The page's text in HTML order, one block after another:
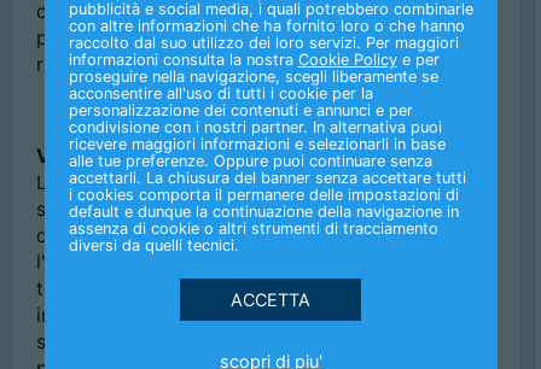
conteggio di voci per la determinazione della
posizione e per tutto quanto non menzionato si fa
riferimento al regolamento vigente.
Vincente Gara
La scommessa consiste nel pronosticare l'atleta o
squadra che si classificherà al primo posto di una
determinata gara. Qualora non fosse previsto
l'esito "Altro" e il risultato che si è verificato non è
tra gli esiti contemplati, è prevista la restituzione
in vincita dell'importo giocato. Se un'atleta o
squadra presente nella lista non partecipa o non
pubblicità e social media, i quali potrebbero combinarle
con altre informazioni che ha fornito loro o che hanno
raccolto dal suo utilizzo dei loro servizi. Per maggiori
informazioni consulta la nostra Cookie Policye per
proseguire nella navigazione, scegli liberamente se
acconsentire all'uso di tutti i cookie per la
personalizzazione dei contenuti e annunci e per
condivisione con i nostri partner. In alternativa puoi
ricevere maggiori informazioni e selezionarli in base
alle tue preferenze. Oppure puoi continuare senza
accettarli. La chiusura del banner senza accettare tutti
i cookies comporta il permanere delle impostazioni di
default e dunque la continuazione della navigazione in
assenza di cookie o altri strumenti di tracciamento
diversi da quelli tecnici.
scopri di piu'